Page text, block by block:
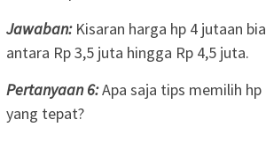
Jawaban:Kisaran harga hp 4 jutaan
antara Rp 3,5 juta hingga Rp 4,5 juta.
Pertanyaan 6:Apa saja tips memilih hp
yang tepat?